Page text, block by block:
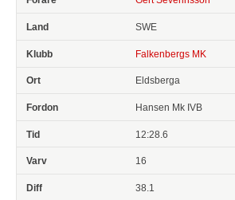
SWE
Falkenbergs MK
Eldsberga
Hansen Mk IVB
12:28.6
16
38.1